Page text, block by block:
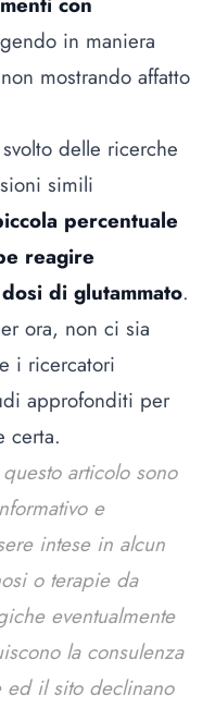
in maniera
mostrando affatto
delle ricerche
simili
percentuale
reagire
di glutammato.
ora, non ci sia
i ricercatori
approfonditi per
certa.
articolo sono
e
intese in alcun
o terapie da
eventualmente
la consulenza
ed il sito declinano